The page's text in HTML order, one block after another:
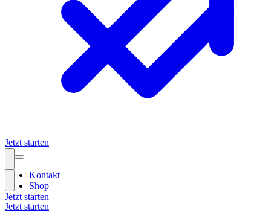
Jetzt starten
Jetzt starten
Kontakt
Shop
Jetzt starten